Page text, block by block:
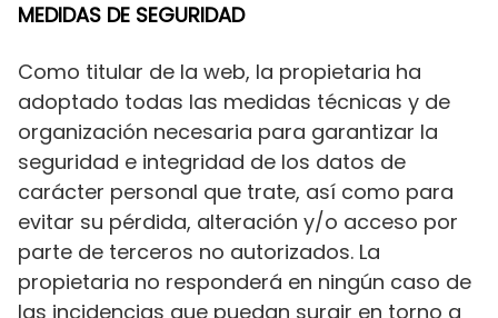
MEDIDAS DE SEGURIDAD
Como titular de la web, la propietaria ha
adoptado todas las medidas técnicas y de
organización necesaria para garantizar la
seguridad e integridad de los datos de
carácter personal que trate, así como para
evitar su pérdida, alteración y/o acceso por
parte de terceros no autorizados. La
propietaria no responderá en ningún caso de
las incidencias que puedan surgir en torno a